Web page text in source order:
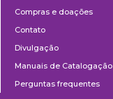
Compras e doações
Contato
Divulgação
Manuais de Catalogação
Perguntas frequentes